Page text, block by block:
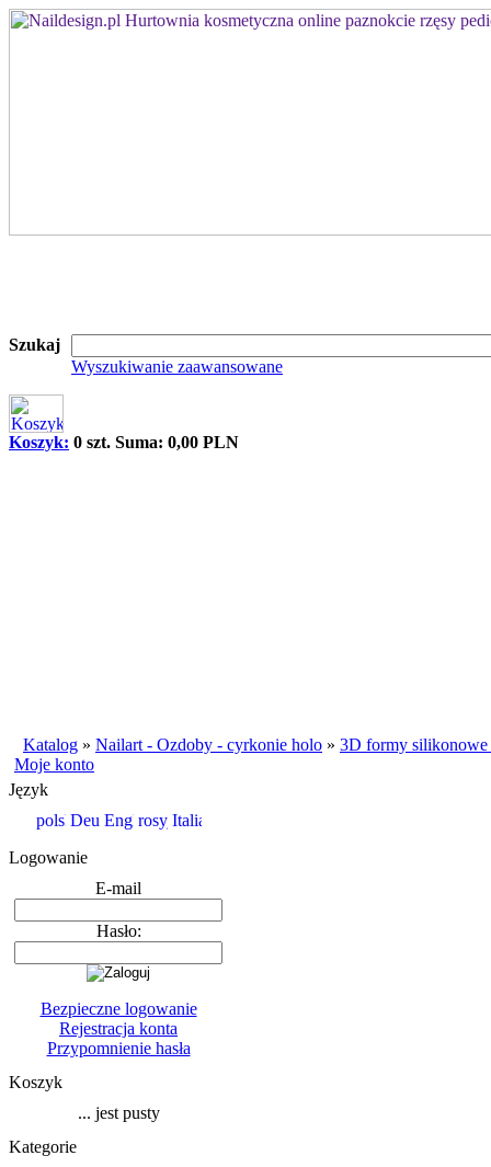
Szukaj
Wyszukiwanie zaawansowane
Koszyk: 0 szt. Suma: 0,00 PLN
Katalog » Nailart - Ozdoby - cyrkonie holo » 3D formy silikonowe
Moje konto
Język
Logowanie
E-mail
Hasło:
Bezpieczne logowanie
Rejestracja konta
Przypomnienie hasła
Koszyk
... jest pusty
Kategorie